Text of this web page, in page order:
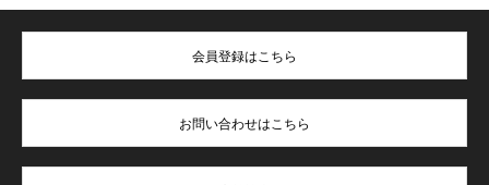
会員登録はこちら
お問い合わせはこちら